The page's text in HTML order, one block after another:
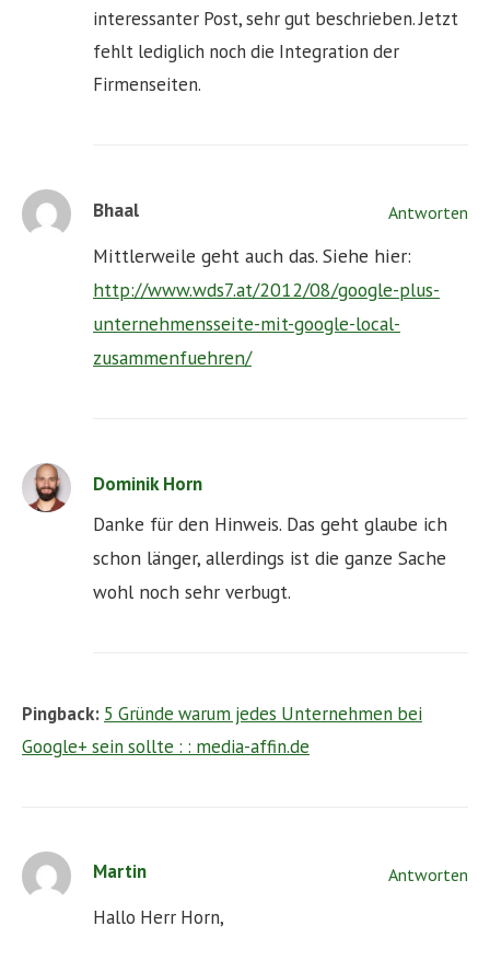
interessanter Post, sehr gut beschrieben. Jetzt
fehlt lediglich noch die Integration der
Firmenseiten.
Bhaal Antworten
Mittlerweile geht auch das. Siehe hier:
http://www.wds7.at/2012/08/google-plus-
unternehmensseite-mit-google-local-
zusammenfuehren/
Dominik Horn
Danke für den Hinweis. Das geht glaube ich
schon länger, allerdings ist die ganze Sache
wohl noch sehr verbugt.
Pingback: 5 Gründe warum jedes Unternehmen bei
Google+ sein sollte : : media-affin.de
Martin Antworten
Hallo Herr Horn,